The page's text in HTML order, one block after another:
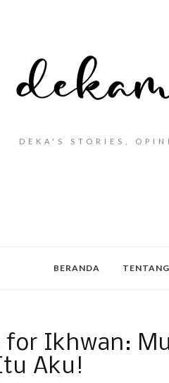
DEKA'S STORIES,
BERANDA
for Ikhwan:
Aku!